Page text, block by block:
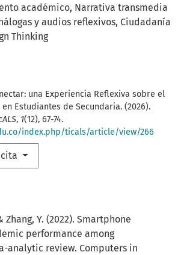
académico Narrativa transmedia
y audios reflexivos Ciudadanía
Thinking
una Experiencia Reflexiva sobre el
Estudiantes de Secundaria. (2026).
, 1(12), 67-74.
index.php/ticals/article/view/266
Zhang, Y. (2022). Smartphone
performance among
analytic review. Computers in